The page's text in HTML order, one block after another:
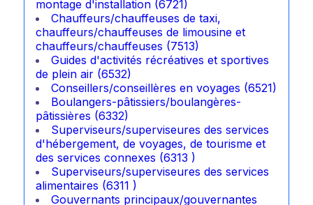
montage d'installation (6721)
Chauffeurs/chauffeuses de taxi,
chauffeurs/chauffeuses de limousine et
chauffeurs/chauffeuses (7513)
Guides d'activités récréatives et sportives
de plein air (6532)
Conseillers/conseillères en voyages (6521)
Boulangers-pâtissiers/boulangères-
pâtissières (6332)
Superviseurs/superviseures des services
d'hébergement, de voyages, de tourisme et
des services connexes (6313 )
Superviseurs/superviseures des services
alimentaires (6311 )
Gouvernants principaux/gouvernantes